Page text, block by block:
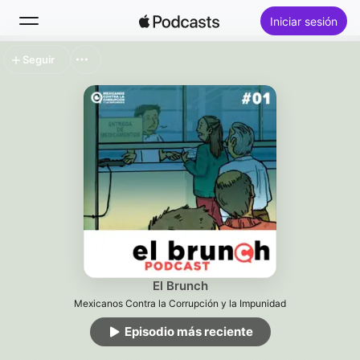
Iniciar sesión
Novedades
Lo más escuchado
El Brunch
Mexicanos Contra la Corrupción y la Impunidad
Episodio más reciente
Seguir